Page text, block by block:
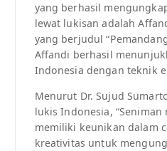
yang berhasil
lewat lukisan adalah
yang berjudul
Affandi berhasil
Indonesia dengan teknik
Menurut Dr. Sujud
lukis Indonesia,
memiliki keunikan dalam
kreativitas untuk